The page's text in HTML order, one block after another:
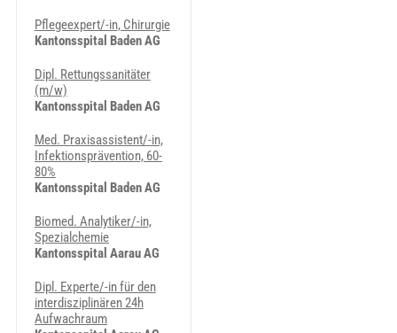
Pflegeexpert/-in, Chirurgie
Kantonsspital Baden AG
Dipl. Rettungssanitäter
(m/w)
Kantonsspital Baden AG
Med. Praxisassistent/-in,
Infektionsprävention, 60-
80%
Kantonsspital Baden AG
Biomed. Analytiker/-in,
Spezialchemie
Kantonsspital Aarau AG
Dipl. Experte/-in für den
interdisziplinären 24h
Aufwachraum